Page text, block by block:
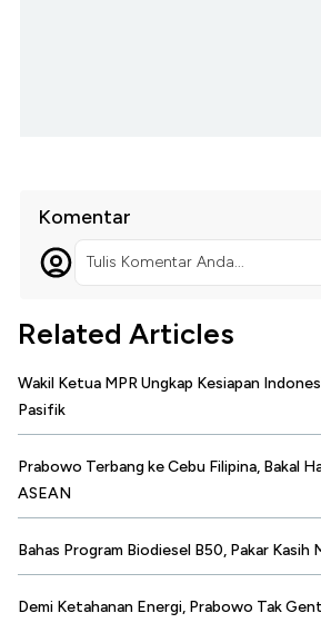
Komentar
Tulis Komentar Anda...
Related Articles
Wakil Ketua MPR Ungkap Kesiapan
Pasifik
Prabowo Terbang ke Cebu Filipina, Bakal
ASEAN
Bahas Program Biodiesel B50, Pakar Kasih
Demi Ketahanan Energi, Prabowo Tak